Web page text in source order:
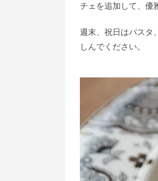
チェを追加して、優
週末、祝日はパスタ
しんでください。